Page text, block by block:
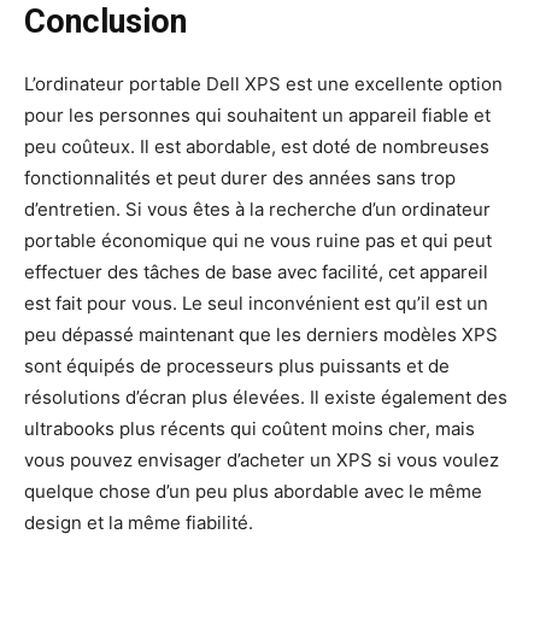
Conclusion
L’ordinateur portable Dell XPS est une excellente option
pour les personnes qui souhaitent un appareil fiable et
peu coûteux. Il est abordable, est doté de nombreuses
fonctionnalités et peut durer des années sans trop
d’entretien. Si vous êtes à la recherche d’un ordinateur
portable économique qui ne vous ruine pas et qui peut
effectuer des tâches de base avec facilité, cet appareil
est fait pour vous. Le seul inconvénient est qu’il est un
peu dépassé maintenant que les derniers modèles XPS
sont équipés de processeurs plus puissants et de
résolutions d’écran plus élevées. Il existe également des
ultrabooks plus récents qui coûtent moins cher, mais
vous pouvez envisager d’acheter un XPS si vous voulez
quelque chose d’un peu plus abordable avec le même
design et la même fiabilité.